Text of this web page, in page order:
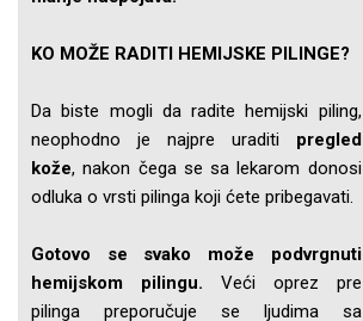
KO MOŽE RADITI HEMIJSKE PILINGE?
Da biste mogli da radite hemijski piling,
neophodno je najpre uraditi pregled
kože, nakon čega se sa lekarom donosi
odluka o vrsti pilinga koji ćete pribegavati.
Gotovo se svako može podvrgnuti
hemijskom pilingu. Veći oprez pre
pilinga preporučuje se ljudima sa